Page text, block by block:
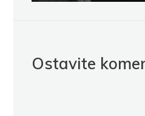
Ostavite